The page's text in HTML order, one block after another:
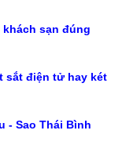
sạn đúng
sắt điện tử hay két
- Sao Thái Bình